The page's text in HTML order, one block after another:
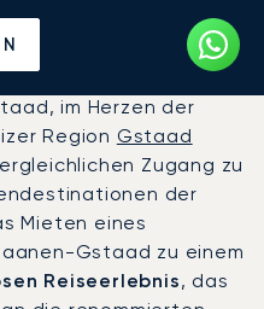
zum
Gstaad
im Herzen der
Region Gstaad
Zugang zu
der
Mieten eines
Gstaad zu einem
Reiseerlebnis, das